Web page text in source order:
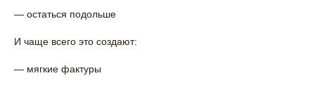
— остаться подольше
И чаще всего это создают:
— мягкие фактуры